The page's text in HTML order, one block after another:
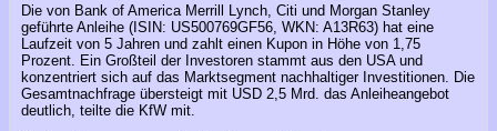
Die von Bank of America Merrill Lynch, Citi und Morgan Stanley
geführte Anleihe (ISIN: US500769GF56, WKN: A13R63) hat eine
Laufzeit von 5 Jahren und zahlt einen Kupon in Höhe von 1,75
Prozent. Ein Großteil der Investoren stammt aus den USA und
konzentriert sich auf das Marktsegment nachhaltiger Investitionen. Die
Gesamtnachfrage übersteigt mit USD 2,5 Mrd. das Anleiheangebot
deutlich, teilte die KfW mit.